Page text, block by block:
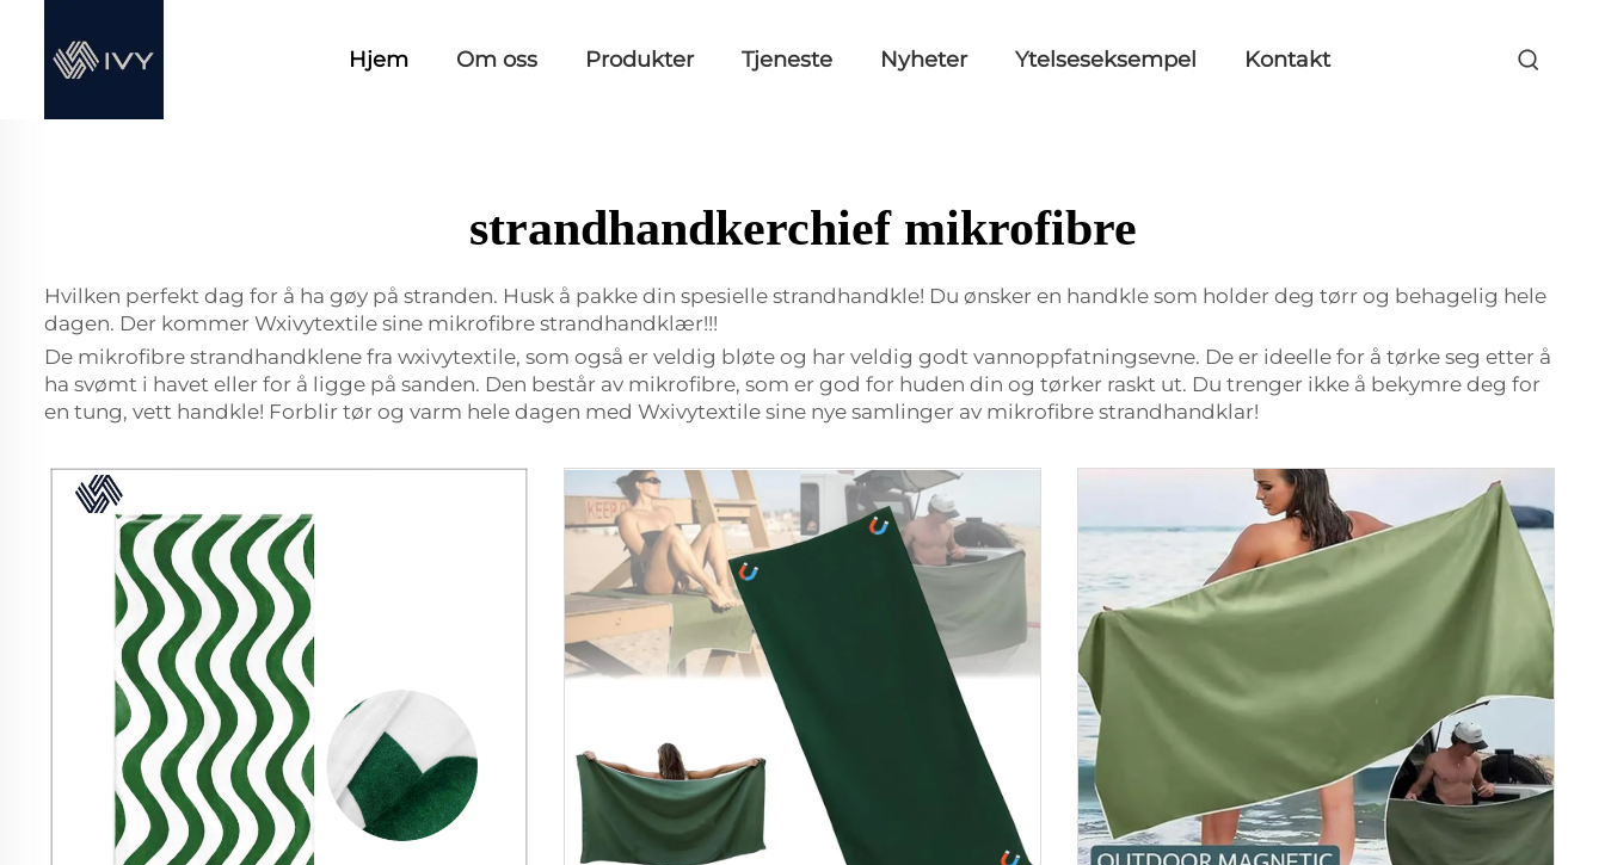
Hjem Om oss Produkter Tjeneste Nyheter Ytelseseksempel Kontakt
strandhandkerchief mikrofibre
Hvilken perfekt dag for å ha gøy på stranden. Husk å pakke din spesielle strandhandkle! Du ønsker en handkle som holder deg tørr og behagelig hele
dagen. Der kommer Wxivytextile sine mikrofibre strandhandklær!!!
De mikrofibre strandhandklene fra wxivytextile, som også er veldig bløte og har veldig godt vannoppfatningsevne. De er ideelle for å tørke seg etter å
ha svømt i havet eller for å ligge på sanden. Den består av mikrofibre, som er god for huden din og tørker raskt ut. Du trenger ikke å bekymre deg for
en tung, vett handkle! Forblir tør og varm hele dagen med Wxivytextile sine nye samlinger av mikrofibre strandhandklar!